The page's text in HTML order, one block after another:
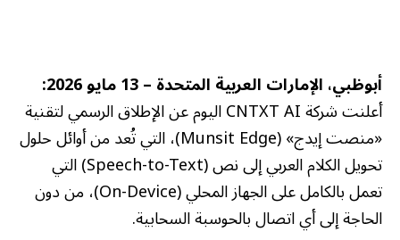
أبوظبي، الإمارات العربية المتحدة – 13 مايو 2026:
أعلنت شركة CNTXT AI اليوم عن الإطلاق الرسمي لتقنية
«منصت إيدج» (Munsit Edge)، التي تُعد من أوائل حلول
تحويل الكلام العربي إلى نص (Speech-to-Text) التي
تعمل بالكامل على الجهاز المحلي (On-Device)، من دون
الحاجة إلى أي اتصال بالحوسبة السحابية.